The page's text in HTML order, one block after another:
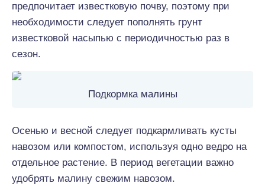
предпочитает известковую почву, поэтому при
необходимости следует пополнять грунт
известковой насыпью с периодичностью раз в
сезон.
Подкормка малины
Осенью и весной следует подкармливать кусты
навозом или компостом, используя одно ведро на
отдельное растение. В период вегетации важно
удобрять малину свежим навозом.